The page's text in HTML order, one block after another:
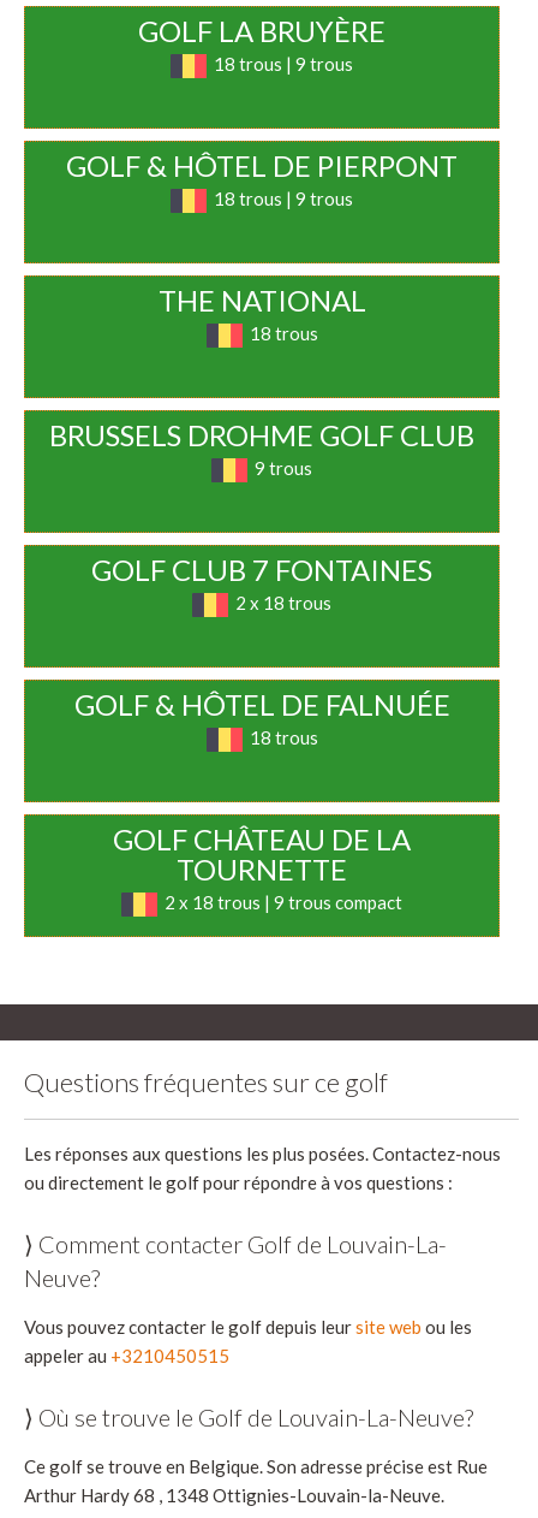
GOLF LA BRUYÈRE
18 trous | 9 trous
GOLF & HÔTEL DE PIERPONT
18 trous | 9 trous
THE NATIONAL
18 trous
BRUSSELS DROHME GOLF CLUB
9 trous
GOLF CLUB 7 FONTAINES
2 x 18 trous
GOLF & HÔTEL DE FALNUÉE
18 trous
GOLF CHÂTEAU DE LA
TOURNETTE
2 x 18 trous | 9 trous compact
Questions fréquentes sur ce golf
Les réponses aux questions les plus posées. Contactez-nous
ou directement le golf pour répondre à vos questions :
⟩ Comment contacter Golf de Louvain-La-
Neuve?
Vous pouvez contacter le golf depuis leursite web ou les
appeler au +3210450515
⟩ Où se trouve le Golf de Louvain-La-Neuve?
Ce golf se trouve en Belgique. Son adresse précise est Rue
Arthur Hardy 68 , 1348 Ottignies-Louvain-la-Neuve.